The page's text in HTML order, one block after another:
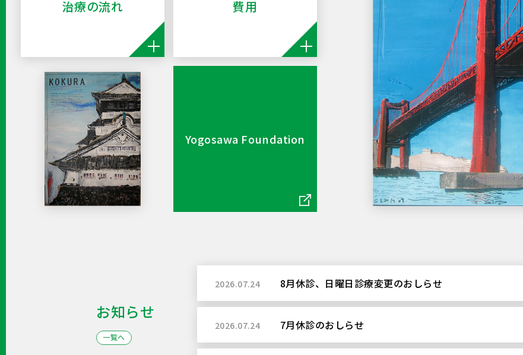
治療の流れ 費用
Yogosawa Foundation
お知らせ
一覧へ
2026.07.24 8月休診、日曜日診療変更のおしらせ
2026.07.24 7月休診のおしらせ